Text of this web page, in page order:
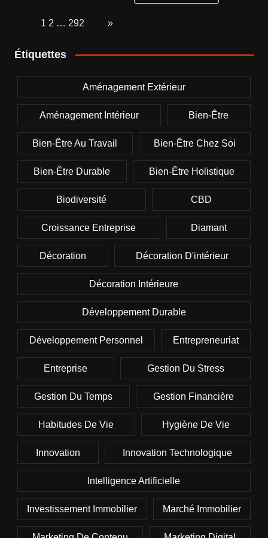
1 2 … 292 »
Étiquettes
Aménagement Extérieur
Aménagement Intérieur Bien-Être
Bien-Être Au Travail Bien-Être Chez Soi
Bien-Être Durable Bien-Être Holistique
Biodiversité CBD
Croissance Entreprise Diamant
Décoration Décoration D'intérieur
Décoration Intérieure
Développement Durable
Développement Personnel Entrepreneuriat
Entreprise Gestion Du Stress
Gestion Du Temps Gestion Financière
Habitudes De Vie Hygiène De Vie
Innovation Innovation Technologique
Intelligence Artificielle
Investissement Immobilier Marché Immobilier